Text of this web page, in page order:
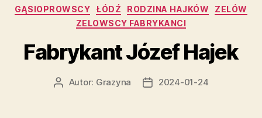
Kategorie
GĄSIOPROWSCY ŁÓDŹ RODZINA HAJKÓW
ZELÓW
ZELOWSCY FABRYKANCI
Fabrykant Józef Hajek
AutorAutor: Grazyna
Data2024-01-24